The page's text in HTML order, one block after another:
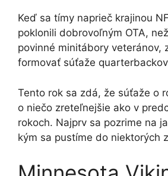
Keď sa tímy naprieč krajinou
poklonili dobrovoľným OTA,
povinné minitábory veteránov,
formovať súťaže
Tento rok sa zdá, že súťaže o
o niečo zreteľnejšie ako v
rokoch. Najprv sa pozrime na
kým sa pustíme do niektorých